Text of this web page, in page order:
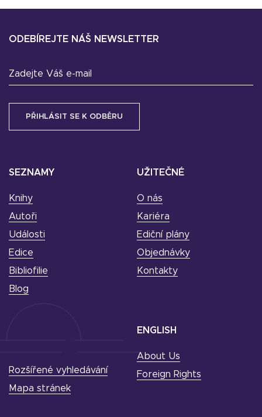
SEZNAMY
Knihy
Autoři
Události
Edice
Bibliofilie
Blog
UŽITEČNÉ
O nás
Kariéra
Ediční plány
Objednávky
Kontakty
ODEBÍREJTE NÁŠ NEWSLETTER
Zadejte Váš e-mail
ENGLISH
About Us
Foreign Rights
Rozšířené vyhledávání
Mapa stránek